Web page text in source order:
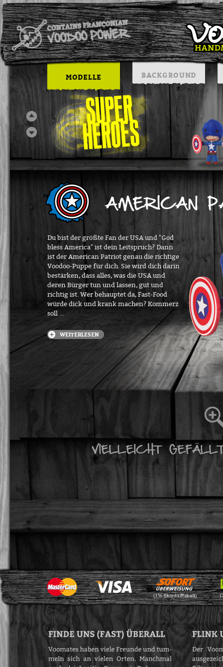
MODELLE BACKGROUND
AMERICAN
Du bist der größte Fan der USA und "God
bless America" ist dein Leitspruch? Dann
ist der American Patriot genau die richtige
Voodoo-Puppe für dich. Sie wird dich darin
bestärken, dass alles, was die USA und
deren Bürger tun und lassen, gut und
richtig ist. Wer behauptet da, Fast-Food
würde dick und krank machen? Kommerz
soll ...
WEITERLESEN
VIELLEICHT